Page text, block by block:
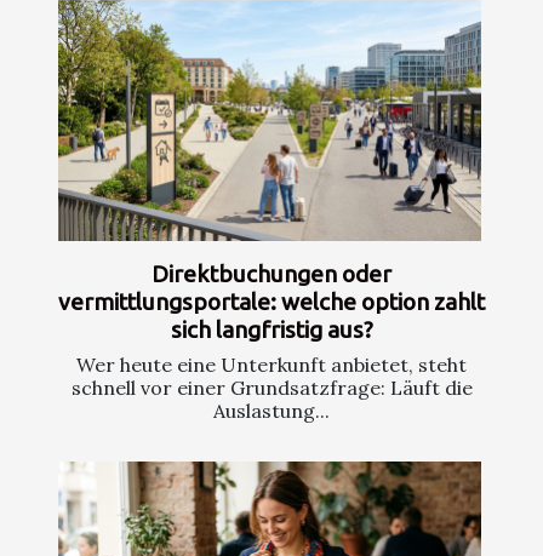
Direktbuchungen oder
vermittlungsportale: welche option zahlt
sich langfristig aus?
Wer heute eine Unterkunft anbietet, steht
schnell vor einer Grundsatzfrage: Läuft die
Auslastung...